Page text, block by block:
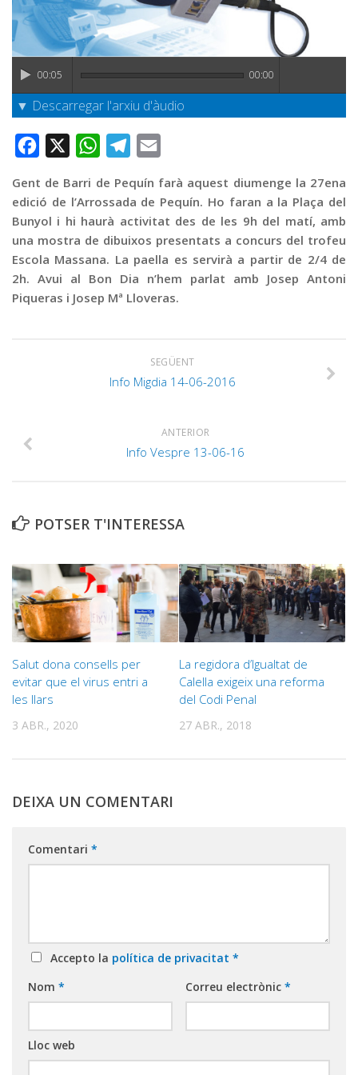
Publicitat
Contacte
00:05 00:00
▼ Descarregar l'arxiu d'àudio
Facebook WhatsAppTelegram
Gent de Barri de Pequín farà aquest diumenge la 27ena
edició de l’Arrossada de Pequín. Ho faran a la Plaça del
Bunyol i hi haurà activitat des de les 9h del matí, amb
una mostra de dibuixos presentats a concurs del trofeu
Escola Massana. La paella es servirà a partir de 2/4 de
2h. Avui al Bon Dia n’hem parlat amb Josep Antoni
Piqueras i Josep Mª Lloveras.
SEGÜENT
Info Migdia 14-06-2016
ANTERIOR
Info Vespre 13-06-16
POTSER T'INTERESSA
Salut dona consells per
evitar que el virus entri a
les llars
3 ABR., 2020
La regidora d’Igualtat de
Calella exigeix una reforma
del Codi Penal
27 ABR., 2018
DEIXA UN COMENTARI
Comentari *
Accepto la política de privacitat *
Nom * Correu electrònic *
Lloc web